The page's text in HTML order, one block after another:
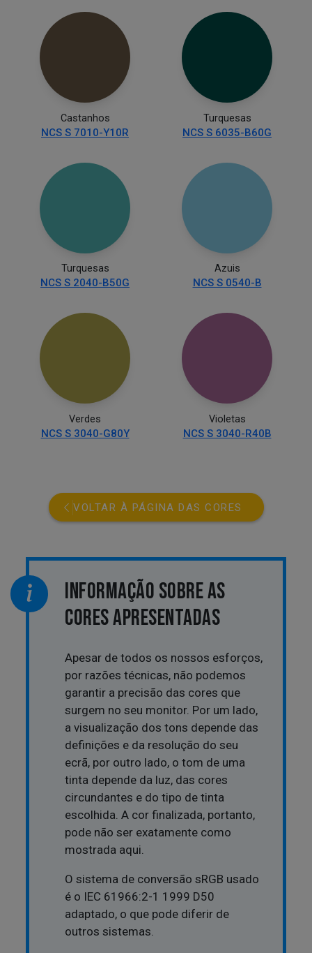
Castanhos
NCS S 7010-Y10R
Turquesas
NCS S 6035-B60G
Turquesas
NCS S 2040-B50G
Azuis
NCS S 0540-B
Verdes
NCS S 3040-G80Y
Violetas
NCS S 3040-R40B
VOLTAR À PÁGINA DAS CORES
INFORMAÇÃO SOBRE AS
CORES APRESENTADAS
Apesar de todos os nossos esforços,
por razões técnicas, não podemos
garantir a precisão das cores que
surgem no seu monitor. Por um lado,
a visualização dos tons depende das
definições e da resolução do seu
ecrã, por outro lado, o tom de uma
tinta depende da luz, das cores
circundantes e do tipo de tinta
escolhida. A cor finalizada, portanto,
pode não ser exatamente como
mostrada aqui.
O sistema de conversão sRGB usado
é o IEC 61966:2-1 1999 D50
adaptado, o que pode diferir de
outros sistemas.